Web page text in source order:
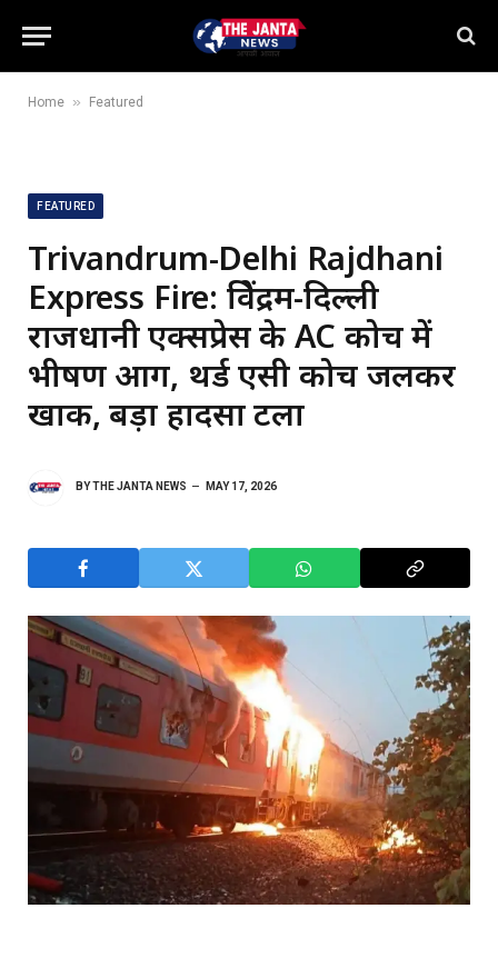
Home » Featured
FEATURED
Trivandrum-Delhi Rajdhani
Express Fire: त्रिवेंद्रम-दिल्ली
राजधानी एक्सप्रेस के AC कोच में
भीषण आग, थर्ड एसी कोच जलकर
खाक, बड़ा हादसा टला
BYTHE JANTA NEWS MAY 17, 2026